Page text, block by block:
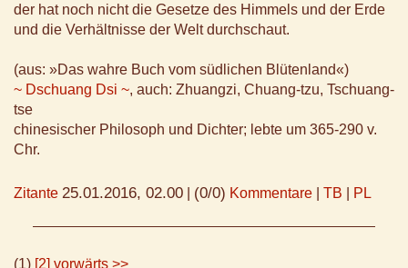
der hat noch nicht die Gesetze des Himmels und der Erde
und die Verhältnisse der Welt durchschaut.
(aus: »Das wahre Buch vom südlichen Blütenland«)
~ Dschuang Dsi ~, auch: Zhuangzi, Chuang-tzu, Tschuang-
tse
chinesischer Philosoph und Dichter; lebte um 365-290 v.
Chr.
Zitante 25.01.2016, 02.00 (0/0) Kommentare TB PL
(1) [2] vorwärts >>